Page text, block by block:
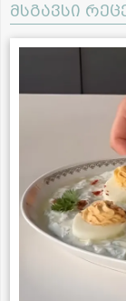
მსგავსი